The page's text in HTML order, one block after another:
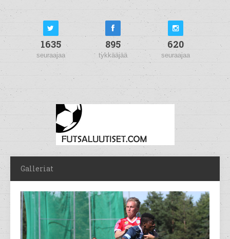
1635
seuraajaa
895
tykkääjää
620
seuraajaa
Galleriat